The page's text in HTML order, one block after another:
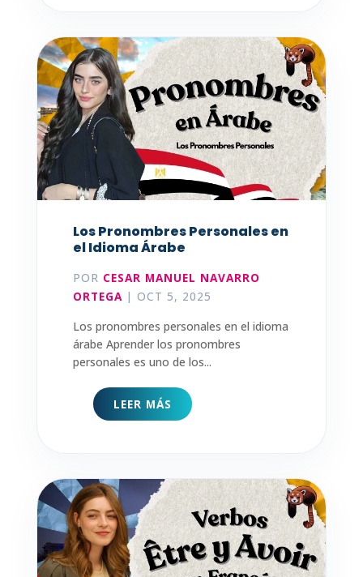
Los Pronombres Personales en
el Idioma Árabe
POR CESAR MANUEL NAVARRO
ORTEGA| OCT 5, 2025
Los pronombres personales en el idioma
árabe Aprender los pronombres
personales es uno de los...
LEER MÁS